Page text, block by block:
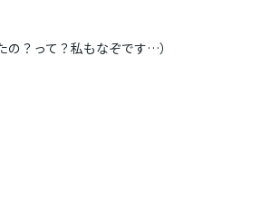
の？って？私もなぞです…）